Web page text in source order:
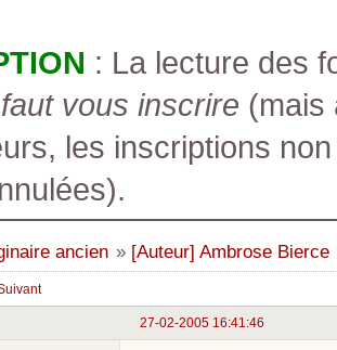
: La lecture des
vous inscrire (mais
les inscriptions
ancien » [Auteur] Ambrose Bierce
27-02-2005 16:41:46